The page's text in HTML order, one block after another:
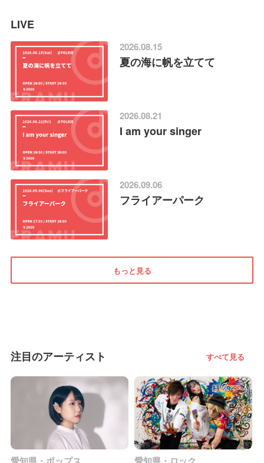
LIVE
2026.08.15
夏の海に帆を立てて
2026.08.21
I am your singer
2026.09.06
フライアーパーク
もっと見る
注目のアーティスト すべて見る